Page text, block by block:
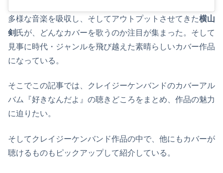
多様な音楽を吸収し、そしてアウトプットさせてきた横山
剣 氏が、どんなカバーを歌うのか注目が集まった。そして
見事に時代・ジャンルを飛び越えた素晴らしいカバー作品
になっている。
そこでこの記事では、クレイジーケンバンドのカバーアル
バム『好きなんだよ』の聴きどころをまとめ、作品の魅力
に迫りたい。
そしてクレイジーケンバンド作品の中で、他にもカバーが
聴けるものもピックアップして紹介している。